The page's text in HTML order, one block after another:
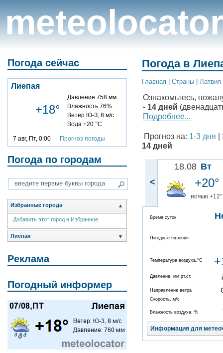
meteolocator
Погода сейчас
Лиепая
+18°
Давление 758 мм
Влажность 76%
Ветер Ю-З, 8 м/с
Вода +20 °C
7 авг, Пт, 0:00 Прогноз погоды
Погода по городам
Избранные города ▲
Добавить этот город в Избранное
Лиепая ▼
Реклама
Погодный информер
Погода в
Главная Cтраны Латвия
Ознакомьтесь,
- 14 дней
Подробнее...
Прогноз на: 1-3 дня
14 дней
<
18.08 Вт
+20°
ночью +12°
Время суток
Погодные явления
Температура воздуха,°C
Давление, мм рт.ст.
Направление ветра
Скорость, м/с
Влажность воздуха, %
Информация для